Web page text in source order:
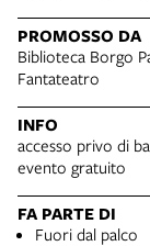
PROMOSSO DA
Biblioteca Borgo
Fantateatro
INFO
accesso privo di
evento gratuito
FA PARTE DI
Fuori dal palco